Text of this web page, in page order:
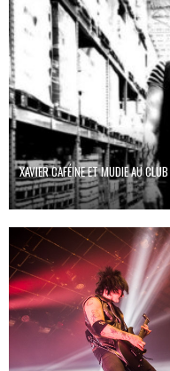
XAVIER CAFÉINE ET MUDIE AU